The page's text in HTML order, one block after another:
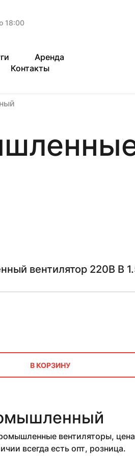
18:00
Аренда
Контакты
вентилятор 220В В
В КОРЗИНУ
вентиляторы,
всегда есть опт, розница.